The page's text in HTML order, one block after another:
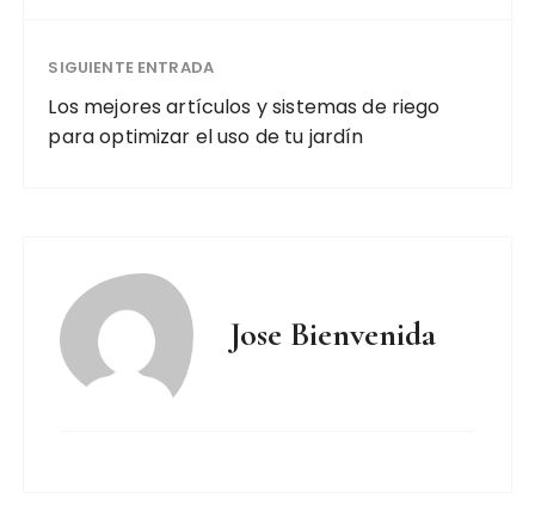
SIGUIENTE ENTRADA
Los mejores artículos y sistemas de riego
para optimizar el uso de tu jardín
Jose Bienvenida